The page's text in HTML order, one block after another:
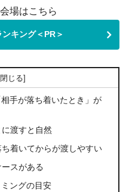
場はこちら
キング＜PR＞
手が落ち着いたとき」が
渡すと自然
着いてからが渡しやすい
スがある
ングの目安